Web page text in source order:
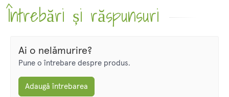
Întrebări și răspunsuri
Ai o nelămurire?
Pune o întrebare despre produs.
Adaugă întrebarea